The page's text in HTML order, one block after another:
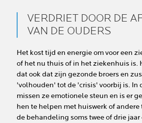
VERDRIET DOOR DE
VAN DE OUDERS
Het kost tijd en energie om voor een
of het nu thuis of in het ziekenhuis is.
dat ook dat zijn gezonde broers en
'volhouden' tot de 'crisis' voorbij is. In
missen ze emotionele steun en is er
hen te helpen met huiswerk of
de behandeling soms twee of drie